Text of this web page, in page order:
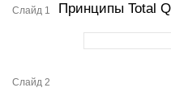
Слайд 1 Принципы Total
Слайд 2